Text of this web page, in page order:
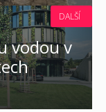
vodou v
DALŠÍ